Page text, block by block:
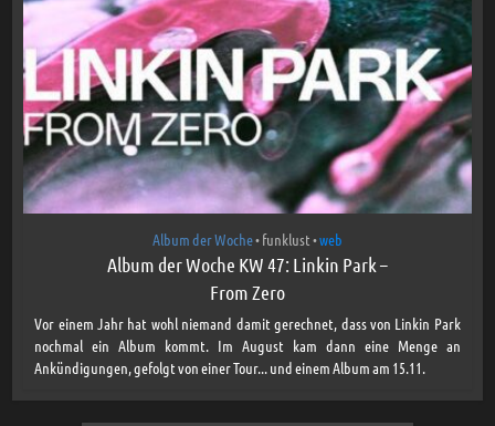
Album der Woche•funklust•web
Album der Woche KW 47: Linkin Park –
From Zero
Vor einem Jahr hat wohl niemand damit gerechnet, dass von Linkin Park
nochmal ein Album kommt. Im August kam dann eine Menge an
Ankündigungen, gefolgt von einer Tour... und einem Album am 15.11.